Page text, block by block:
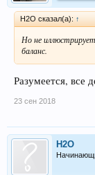
H2O сказал(а): ↑
Но не
баланс.
Разумеется, все
23 сен 2018
H2O